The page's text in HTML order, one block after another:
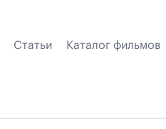
Статьи Каталог фильмов